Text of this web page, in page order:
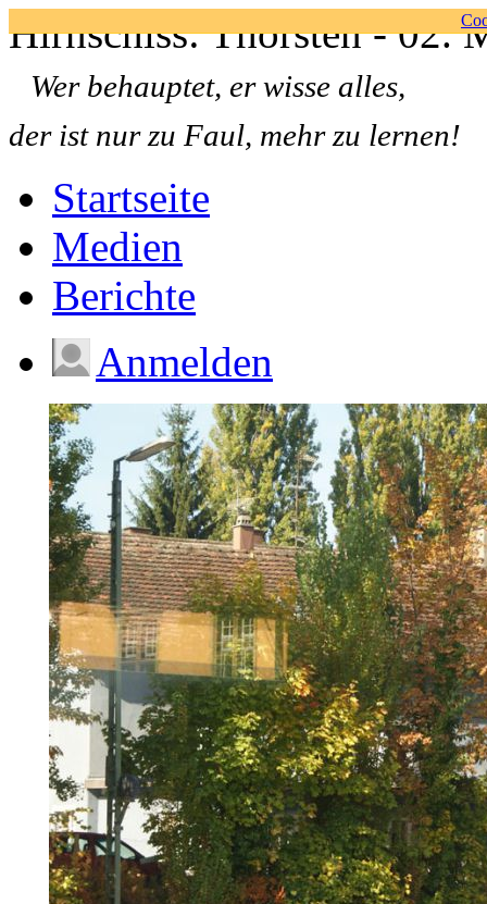
Hirnschiss: Thorsten - 02.
Wer behauptet, er wisse alles,
der ist nur zu Faul, mehr zu lernen!
Startseite
Medien
Berichte
Anmelden